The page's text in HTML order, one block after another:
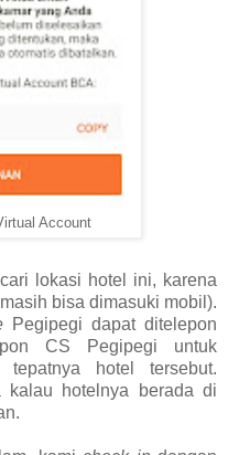
Account
lokasi hotel ini, karena
bisa dimasuki mobil).
Pegipegi dapat ditelepon
CS Pegipegi untuk
hotel tersebut.
kalau hotelnya berada di